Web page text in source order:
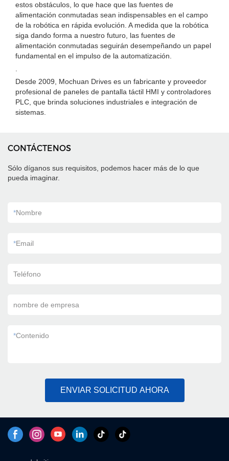
estos obstáculos, lo que hace que las fuentes de
alimentación conmutadas sean indispensables en el campo
de la robótica en rápida evolución. A medida que la robótica
siga dando forma a nuestro futuro, las fuentes de
alimentación conmutadas seguirán desempeñando un papel
fundamental en el impulso de la automatización.
Desde 2009, Mochuan Drives es un fabricante y proveedor
profesional de paneles de pantalla táctil HMI y controladores
PLC, que brinda soluciones industriales e integración de
sistemas.
CONTÁCTENOS
Sólo díganos sus requisitos, podemos hacer más de lo que
pueda imaginar.
*Nombre
*Email
Teléfono
nombre de empresa
*Contenido
ENVIAR SOLICITUD AHORA